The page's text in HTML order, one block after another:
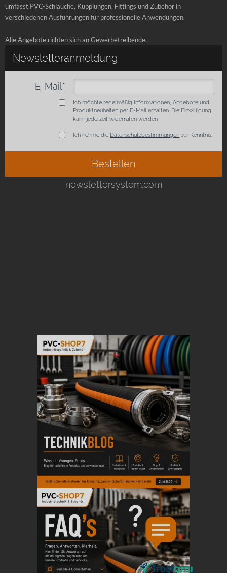
umfasst PVC-Schläuche, Kupplungen, Fittings und Zubehör in
verschiedenen Ausführungen für professionelle Anwendungen.
Alle Angebote richten sich an Gewerbetreibende.